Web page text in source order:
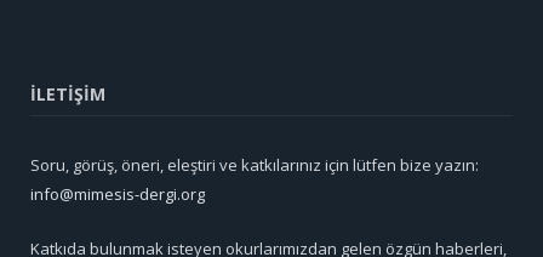
İLETİŞİM
Soru, görüş, öneri, eleştiri ve katkılarınız için lütfen bize yazın:
info@mimesis-dergi.org
Katkıda bulunmak isteyen okurlarımızdan gelen özgün haberleri,